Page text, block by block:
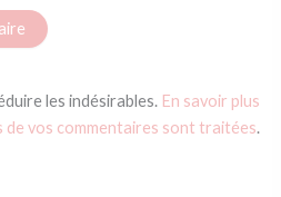
les indésirables. En savoir plus
de vos commentaires sont traitées.